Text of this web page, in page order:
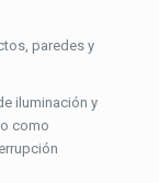
paredes y
iluminación y
como